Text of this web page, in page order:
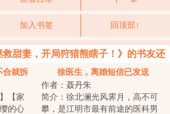
加入书签 回顶部↑
甜妻，开局狩猎熊瞎子！》的书友还
喜欢看
合就拆
【家
的心
徐医生，离婚短信已发送
作者：聂丹朱
简介：徐北澜光风霁月，高不可
攀，是江明市最有前途的医科男